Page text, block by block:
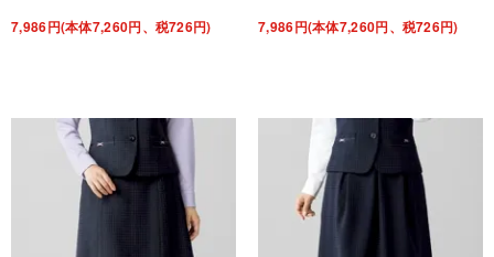
7,986円(本体7,260円、税726円) 7,986円(本体7,260円、税726円)